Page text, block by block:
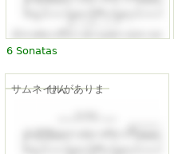
6 Sonatas
サムネイルがありません